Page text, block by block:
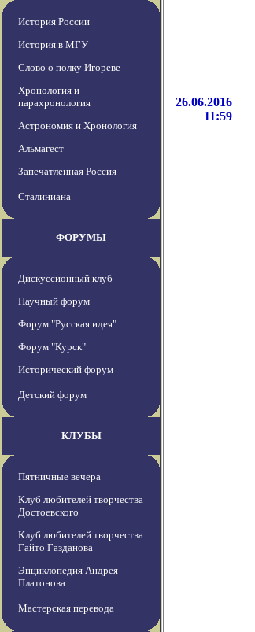
История России
История в МГУ
Слово о полку Игореве
Хронология и
парахронология
Астрономия и Хронология
Альмагест
Запечатленная Россия
Сталиниана
ФОРУМЫ
Дискуссионный клуб
Научный форум
Форум "Русская идея"
Форум "Курск"
Исторический форум
Детский форум
КЛУБЫ
Пятничные вечера
Клуб любителей творчества
Достоевского
Клуб любителей творчества
Гайто Газданова
Энциклопедия Андрея
Платонова
Мастерская перевода
26.06.2016
11:59